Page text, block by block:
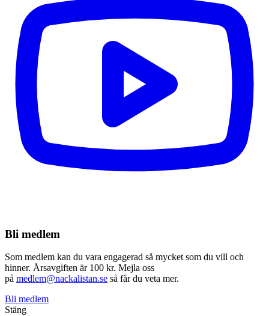
Bli medlem
Som medlem kan du vara engagerad så mycket som du vill och
hinner. Årsavgiften är 100 kr. Mejla oss
på medlem@nackalistan.se så får du veta mer.
Bli medlem
Stäng